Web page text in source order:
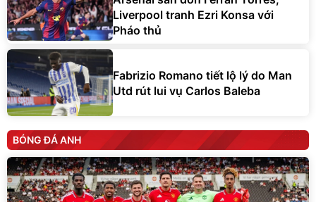
Liverpool tranh Ezri Konsa với
Pháo thủ
Fabrizio Romano tiết lộ lý do Man
Utd rút lui vụ Carlos Baleba
BÓNG ĐÁ ANH